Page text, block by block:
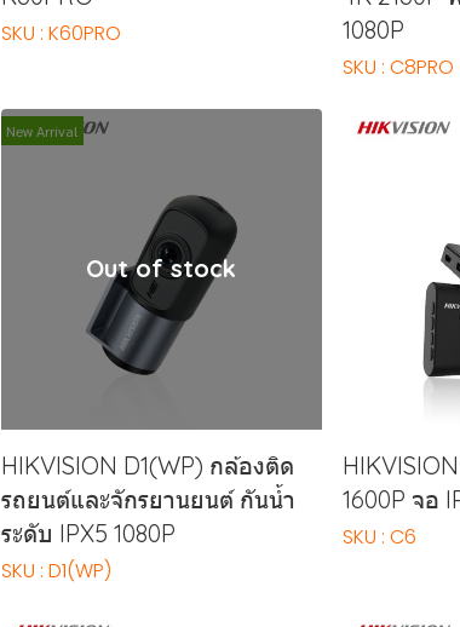
SKU : K60PRO
1080P
SKU : C8PRO
New Arrival
Out of stock
HIKVISION D1(WP) กล้องติด
รถยนต์และจักรยานยนต์ กันน้ำ
ระดับ IPX5 1080P
SKU : D1(WP)
1600P จอ
SKU : C6